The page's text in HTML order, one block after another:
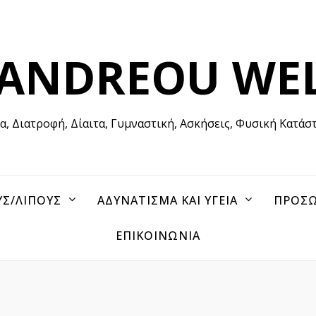
Διατροφή, Δίαιτα, Γυμναστική, Ασκήσεις, Φυσική
ΛΙΠΟΥΣ ΑΔΥΝΑΤΙΣΜΑ ΚΑΙ ΥΓΕΙΑ
ΕΠΙΚΟΙΝΩΝΙΑ